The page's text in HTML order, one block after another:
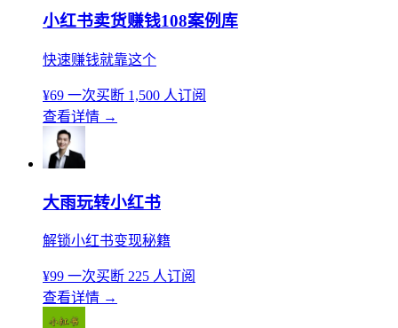
小红书卖货赚钱108案例库
快速赚钱就靠这个
¥69 一次买断 1,500 人订阅
查看详情 →
大雨玩转小红书
解锁小红书变现秘籍
¥99 一次买断 225 人订阅
查看详情 →